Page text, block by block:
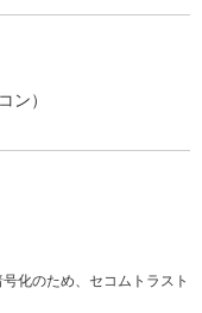
ン）
化のため、セコムトラスト